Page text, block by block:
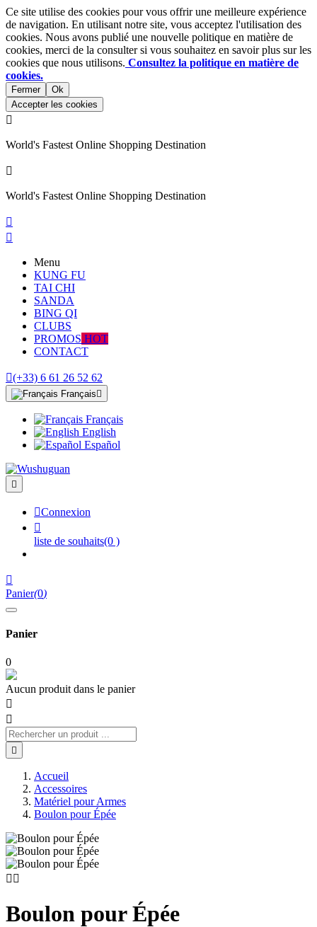
Ce site utilise des cookies pour vous offrir une meilleure expérience
de navigation. En utilisant notre site, vous acceptez l'utilisation des
cookies. Nous avons publié une nouvelle politique en matière de
cookies, merci de la consulter si vous souhaitez en savoir plus sur les
cookies que nous utilisons. Consultez la politique en matière de
cookies.
Fermer
Ok
Accepter les cookies

World's Fastest Online Shopping Destination

World's Fastest Online Shopping Destination


Menu
KUNG FU
TAI CHI
SANDA
BING QI
CLUBS
PROMOS HOT
CONTACT
(+33) 6 61 26 52 62
Français 
Français
English
Español

Connexion

liste de souhaits(0 )

Panier(0)
Panier
0
Aucun produit dans le panier



Accueil
Accessoires
Matériel pour Armes
Boulon pour Épée
 
Boulon pour Épée